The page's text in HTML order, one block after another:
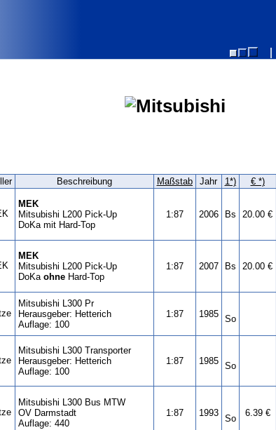
Beschreibung Maßstab Jahr 1*) € *)
MEK
Mitsubishi L200 Pick-Up
DoKa mit Hard-Top
1:87 2006 Bs 20.00 €
MEK
Mitsubishi L200 Pick-Up
DoKa ohneHard-Top
1:87 2007 Bs 20.00 €
Mitsubishi L300 Pr
Herausgeber: Hetterich
Auflage: 100
1:87 1985 So
Mitsubishi L300 Transporter
Herausgeber: Hetterich
Auflage: 100
1:87 1985 So
Mitsubishi L300 Bus MTW
OV Darmstadt
Auflage: 440
1:87 1993
So
6.39 €